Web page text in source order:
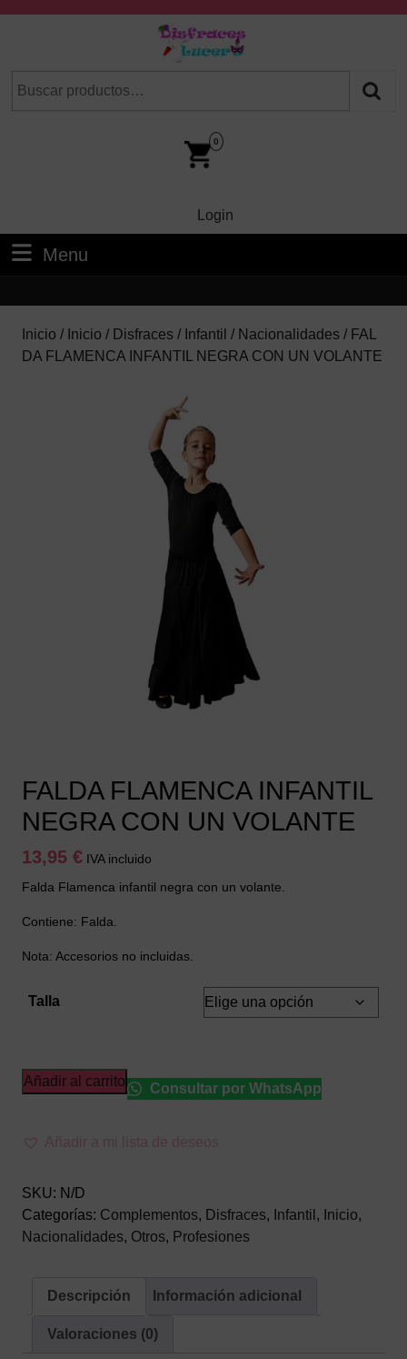
Cuando hay resultados autocompletados, puedes utilizar
0
LoginLogin
Menu
Inicio / Inicio / Disfraces / Infantil / Nacionalidades / FAL
DA FLAMENCA INFANTIL NEGRA CON UN VOLANTE
FALDA FLAMENCA INFANTIL
NEGRA CON UN VOLANTE
13,95 € IVA incluido
Falda Flamenca infantil negra con un volante.
Contiene: Falda.
Nota: Accesorios no incluidas.
Talla
FALDA
NEGRA
UN
VOLANTE
cantidad
Añadir al carrito Consultar por WhatsApp
Añadir a mi lista de deseos
SKU: N/D
Categorías: Complementos, Disfraces, Infantil , Inicio,
Nacionalidades, Otros, Profesiones
Descripción Información adicional
Valoraciones (0)